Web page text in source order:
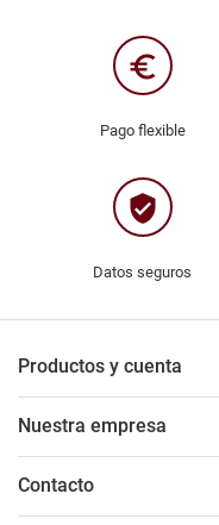
euro_symbol
Pago flexible
verified_user
Datos seguros
Productos y cuenta
Nuestra empresa
Contacto